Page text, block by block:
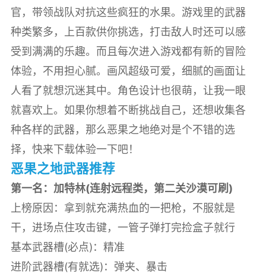
官，带领战队对抗这些疯狂的水果。游戏里的武器
种类繁多，上百款供你挑选，打击敌人时还可以感
受到满满的乐趣。而且每次进入游戏都有新的冒险
体验，不用担心腻。画风超级可爱，细腻的画面让
人看了就想沉迷其中。角色设计也很萌，让我一眼
就喜欢上。如果你想着不断挑战自己，还想收集各
种各样的武器，那么恶果之地绝对是个不错的选
择，快来下载体验一下吧！
恶果之地武器推荐
第一名：加特林(连射远程类，第二关沙漠可刷)
上榜原因：拿到就充满热血的一把枪，不服就是
干，进场点住攻击键，一管子弹打完捡盒子就行
基本武器槽(必点)：精准
进阶武器槽(有就选)：弹夹、暴击